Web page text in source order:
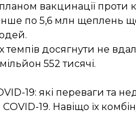
вакцинації проти
по 5,6 млн щеплень
досягнути не
552 тисячі.
19: які переваги та
19. Навіщо їх